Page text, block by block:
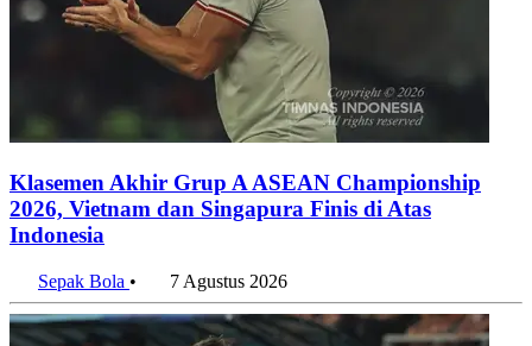
Klasemen Akhir Grup A ASEAN Championship
2026, Vietnam dan Singapura Finis di Atas
Indonesia
Sepak Bola • 7 Agustus 2026